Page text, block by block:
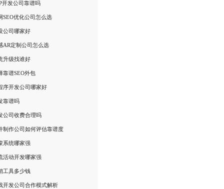
开发公司靠谱吗
SEO优化公司怎么选
公司哪家好
AR定制公司怎么选
升级找谁好
靠谱SEO外包
序开发公司哪家好
靠谱吗
公司收费合理吗
制作公司如何评估靠谱度
系统哪家强
活动开发哪家强
工具多少钱
开发公司合作模式解析